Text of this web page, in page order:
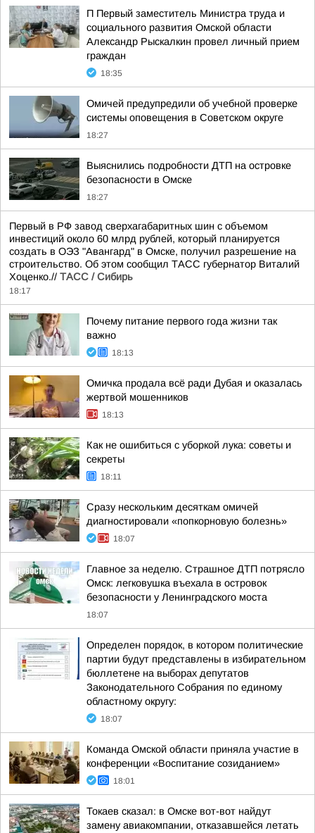
П Первый заместитель Министра труда и
социального развития Омской области
Александр Рыскалкин провел личный прием
граждан
18:35
Омичей предупредили об учебной проверке
системы оповещения в Советском округе
18:27
Выяснились подробности ДТП на островке
безопасности в Омске
18:27
Первый в РФ завод сверхагабаритных шин с объемом
инвестиций около 60 млрд рублей, который планируется
создать в ОЭЗ "Авангард" в Омске, получил разрешение на
строительство. Об этом сообщил ТАСС губернатор Виталий
Хоценко.// ТАСС / Сибирь
18:17
Почему питание первого года жизни так
важно
18:13
Омичка продала всё ради Дубая и оказалась
жертвой мошенников
18:13
Как не ошибиться с уборкой лука: советы и
секреты
18:11
Сразу нескольким десяткам омичей
диагностировали «попкорновую болезнь»
18:07
Главное за неделю. Страшное ДТП потрясло
Омск: легковушка въехала в островок
безопасности у Ленинградского моста
18:07
Определен порядок, в котором политические
партии будут представлены в избирательном
бюллетене на выборах депутатов
Законодательного Собрания по единому
областному округу:
18:07
Команда Омской области приняла участие в
конференции «Воспитание созиданием»
18:01
Токаев сказал: в Омске вот-вот найдут
замену авиакомпании, отказавшейся летать